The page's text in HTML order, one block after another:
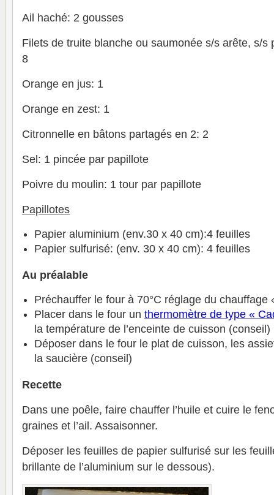
Ail haché: 2 gousses
Filets de truite blanche ou saumonée s/s arête, s/s
8
Orange en jus: 1
Orange en zest: 1
Citronnelle en bâtons partagés en 2: 2
Sel: 1 pincée par papillote
Poivre du moulin: 1 tour par papillote
Papillotes
Papier aluminium (env.30 x 40 cm):4 feuilles
Papier sulfurisé: (env. 30 x 40 cm): 4 feuilles
Au préalable
Préchauffer le four à 70°C réglage du chauffage
Placer dans le four un thermomètre de type «
la température de l’enceinte de cuisson (conseil)
Déposer dans le four le plat de cuisson, les
la saucière (conseil)
Recette
Dans une poêle, faire chauffer l’huile et cuire le
graines et l’ail. Assaisonner.
Déposer les feuilles de papier sulfurisé sur les
brillante de l’aluminium sur le dessous).